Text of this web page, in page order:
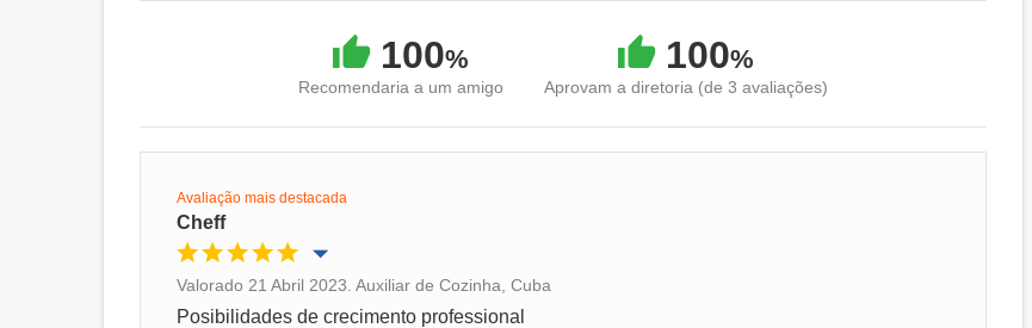
100%
Recomendaria a um amigo
100%
Aprovam a diretoria (de 3 avaliações)
Avaliação mais destacada
Cheff
Oportunidade de promoção
Valorado 21 Abril 2023. Auxiliar de Cozinha, Cuba
Posibilidades de crecimento professional